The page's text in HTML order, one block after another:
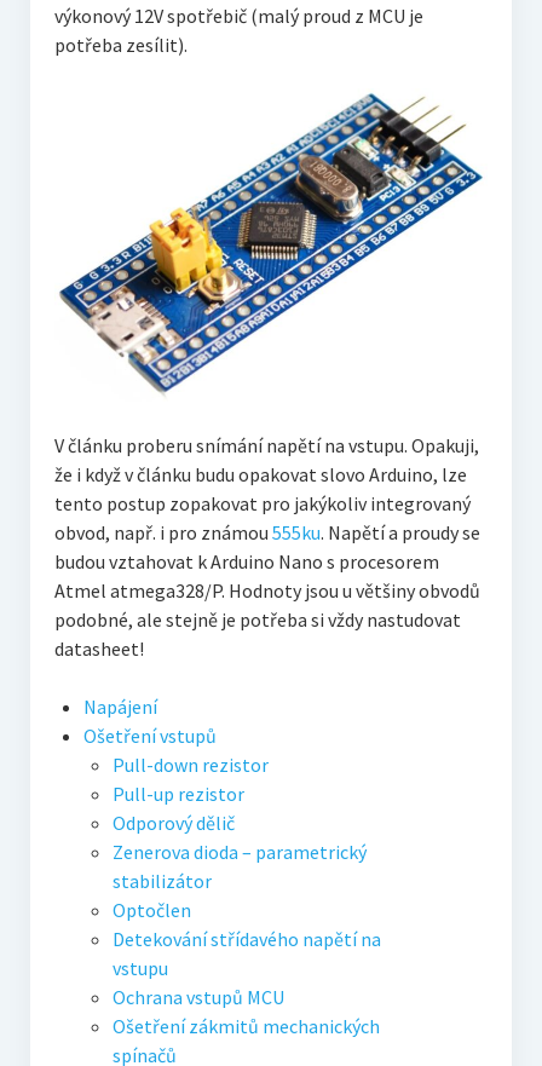
výkonový 12V spotřebič (malý proud z MCU je
potřeba zesílit).
V článku proberu snímání napětí na vstupu. Opakuji,
že i když v článku budu opakovat slovo Arduino, lze
tento postup zopakovat pro jakýkoliv integrovaný
obvod, např. i pro známou 555ku. Napětí a proudy se
budou vztahovat k Arduino Nano s procesorem
Atmel atmega328/P. Hodnoty jsou u většiny obvodů
podobné, ale stejně je potřeba si vždy nastudovat
datasheet!
Napájení
Ošetření vstupů
Pull-down rezistor
Pull-up rezistor
Odporový dělič
Zenerova dioda – parametrický
stabilizátor
Optočlen
Detekování střídavého napětí na
vstupu
Ochrana vstupů MCU
Ošetření zákmitů mechanických
spínačů